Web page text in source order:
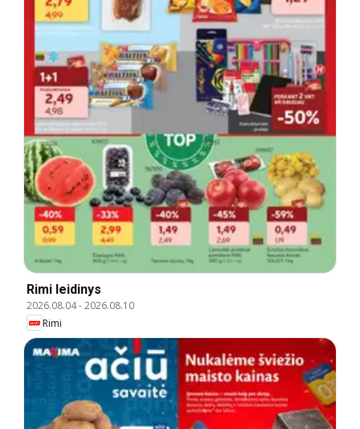
Rimi leidinys
2026.08.04-2026.08.10
Rimi